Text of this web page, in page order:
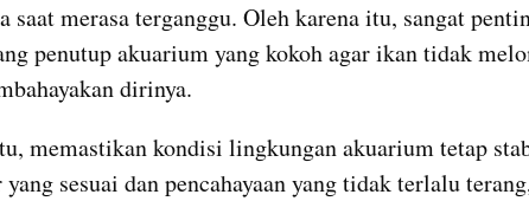
saat merasa terganggu. Oleh karena itu, sangat
penutup akuarium yang kokoh agar ikan tidak
dirinya.
memastikan kondisi lingkungan akuarium tetap
yang sesuai dan pencahayaan yang tidak terlalu